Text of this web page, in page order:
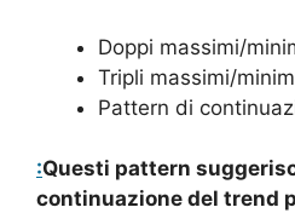
Doppi massimi/
Tripli massimi/
Pattern di
:Questi pattern
continuazione del trend